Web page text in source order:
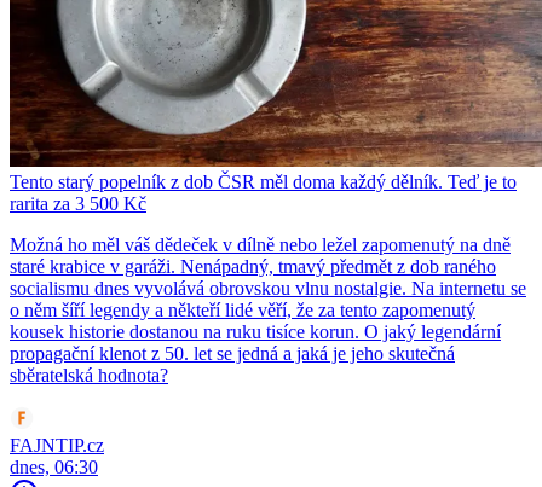
Tento starý popelník z dob ČSR měl doma každý dělník. Teď je to
rarita za 3 500 Kč
Možná ho měl váš dědeček v dílně nebo ležel zapomenutý na dně
staré krabice v garáži. Nenápadný, tmavý předmět z dob raného
socialismu dnes vyvolává obrovskou vlnu nostalgie. Na internetu se
o něm šíří legendy a někteří lidé věří, že za tento zapomenutý
kousek historie dostanou na ruku tisíce korun. O jaký legendární
propagační klenot z 50. let se jedná a jaká je jeho skutečná
sběratelská hodnota?
FAJNTIP.cz
dnes, 06:30